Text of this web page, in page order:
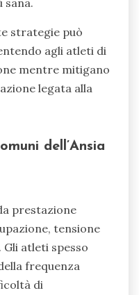
strategie può
agli atleti di
mentre mitigano
legata alla
dell’Ansia
prestazione
tensione
atleti spesso
frequenza
di